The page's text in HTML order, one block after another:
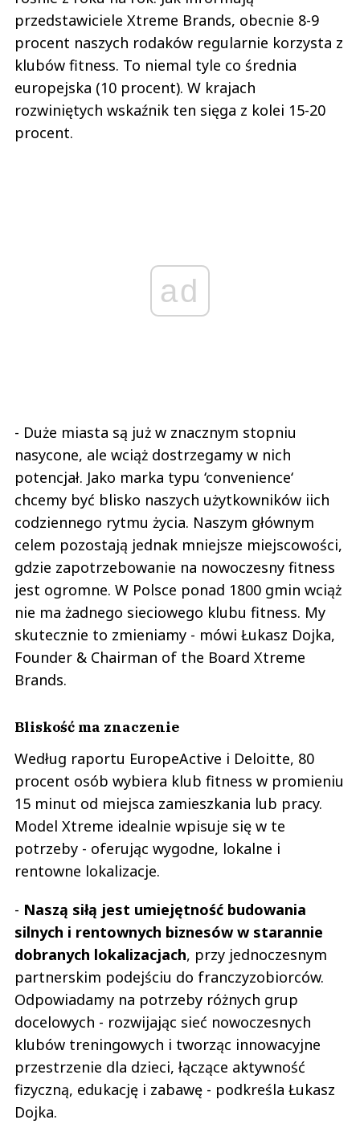
przedstawiciele Xtreme Brands, obecnie 8-9
procent naszych rodaków regularnie korzysta z
klubów fitness. To niemal tyle co średnia
europejska (10 procent). W krajach
rozwiniętych wskaźnik ten sięga z kolei 15-20
procent.
ad
- Duże miasta są już w znacznym stopniu
nasycone, ale wciąż dostrzegamy w nich
potencjał. Jako marka typu ‘convenience‘
chcemy być blisko naszych użytkowników iich
codziennego rytmu życia. Naszym głównym
celem pozostają jednak mniejsze miejscowości,
gdzie zapotrzebowanie na nowoczesny fitness
jest ogromne. W Polsce ponad 1800 gmin wciąż
nie ma żadnego sieciowego klubu fitness. My
skutecznie to zmieniamy - mówi Łukasz Dojka,
Founder & Chairman of the Board Xtreme
Brands.
Bliskość ma znaczenie
Według raportu EuropeActive i Deloitte, 80
procent osób wybiera klub fitness w promieniu
15 minut od miejsca zamieszkania lub pracy.
Model Xtreme idealnie wpisuje się w te
potrzeby - oferując wygodne, lokalne i
rentowne lokalizacje.
- Naszą siłą jest umiejętność budowania
silnych i rentownych biznesów w starannie
dobranych lokalizacjach, przy jednoczesnym
partnerskim podejściu do franczyzobiorców.
Odpowiadamy na potrzeby różnych grup
docelowych - rozwijając sieć nowoczesnych
klubów treningowych i tworząc innowacyjne
przestrzenie dla dzieci, łączące aktywność
fizyczną, edukację i zabawę - podkreśla Łukasz
Dojka.